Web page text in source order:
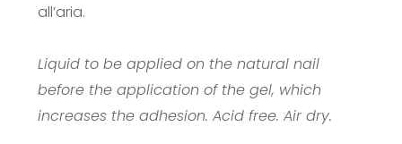
all’aria.
Liquid to be applied on the natural nail
before the application of the gel, which
increases the adhesion. Acid free. Air dry.